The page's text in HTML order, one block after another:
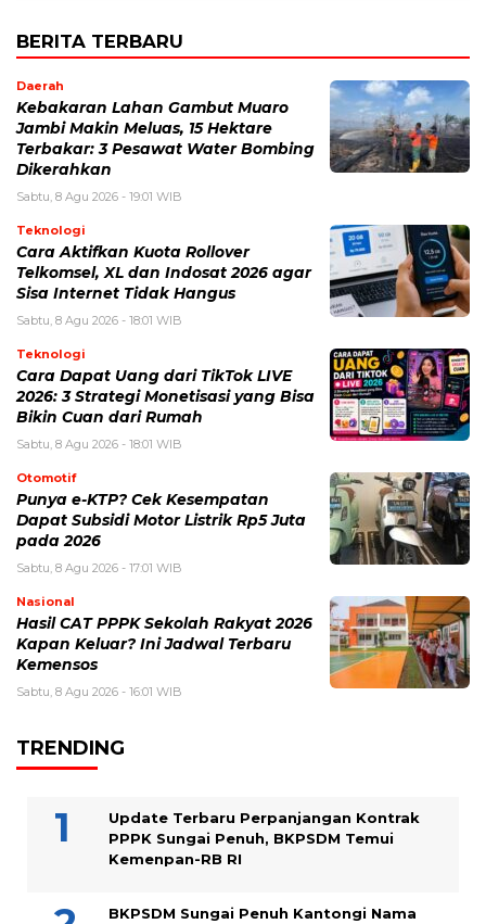
BERITA TERBARU
Daerah
Kebakaran Lahan Gambut Muaro
Jambi Makin Meluas, 15 Hektare
Terbakar: 3 Pesawat Water Bombing
Dikerahkan
Sabtu, 8 Agu 2026 - 19:01 WIB
Teknologi
Cara Aktifkan Kuota Rollover
Telkomsel, XL dan Indosat 2026 agar
Sisa Internet Tidak Hangus
Sabtu, 8 Agu 2026 - 18:01 WIB
Teknologi
Cara Dapat Uang dari TikTok LIVE
2026: 3 Strategi Monetisasi yang Bisa
Bikin Cuan dari Rumah
Sabtu, 8 Agu 2026 - 18:01 WIB
Otomotif
Punya e-KTP? Cek Kesempatan
Dapat Subsidi Motor Listrik Rp5 Juta
pada 2026
Sabtu, 8 Agu 2026 - 17:01 WIB
Nasional
Hasil CAT PPPK Sekolah Rakyat 2026
Kapan Keluar? Ini Jadwal Terbaru
Kemensos
Sabtu, 8 Agu 2026 - 16:01 WIB
TRENDING
Update Terbaru Perpanjangan Kontrak
PPPK Sungai Penuh, BKPSDM Temui
Kemenpan-RB RI
BKPSDM Sungai Penuh Kantongi Nama